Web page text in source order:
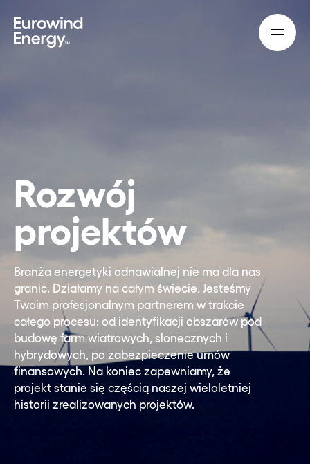
Rozwój
projektów
Branża energetyki odnawialnej nie ma dla nas
granic. Działamy na całym świecie. Jesteśmy
Twoim profesjonalnym partnerem w trakcie
całego procesu: od identyfikacji obszarów pod
budowę farm wiatrowych, słonecznych i
hybrydowych, po zabezpieczenie umów
finansowych. Na koniec zapewniamy, że
projekt stanie się częścią naszej wieloletniej
historii zrealizowanych projektów.